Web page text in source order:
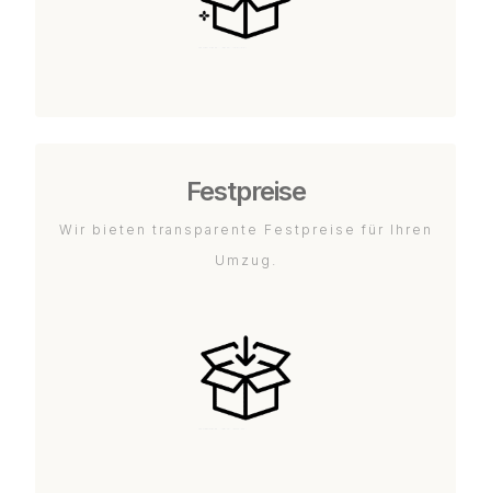
Festpreise
Wir bieten transparente Festpreise für Ihren
Umzug.